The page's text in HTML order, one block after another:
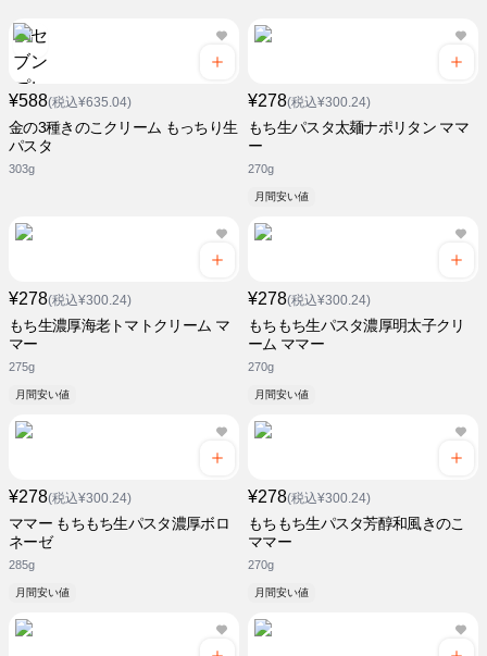
¥588(税込¥635.04)
金の3種きのこクリーム もっちり生
パスタ
303g
¥278(税込¥300.24)
もち生パスタ太麺ナポリタン ママ
ー
270g
月間安い値
¥278(税込¥300.24)
もち生濃厚海老トマトクリーム マ
マー
275g
月間安い値
¥278(税込¥300.24)
もちもち生パスタ濃厚明太子クリ
ーム ママー
270g
月間安い値
¥278(税込¥300.24)
ママー もちもち生パスタ濃厚ボロ
ネーゼ
285g
月間安い値
¥278(税込¥300.24)
もちもち生パスタ芳醇和風きのこ
ママー
270g
月間安い値